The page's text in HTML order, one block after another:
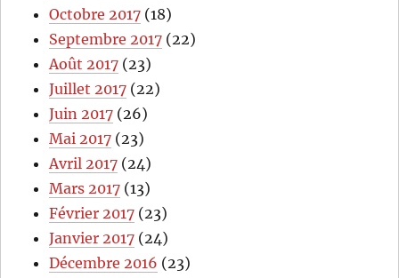
Octobre 2017 (18)
Septembre 2017 (22)
Août 2017 (23)
Juillet 2017 (22)
Juin 2017 (26)
Mai 2017 (23)
Avril 2017 (24)
Mars 2017 (13)
Février 2017 (23)
Janvier 2017 (24)
Décembre 2016 (23)